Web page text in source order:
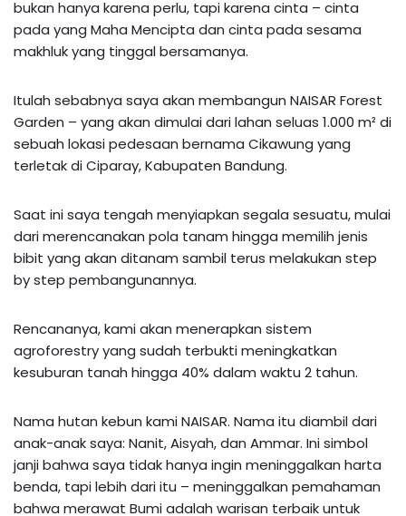
bukan hanya karena perlu, tapi karena cinta – cinta
pada yang Maha Mencipta dan cinta pada sesama
makhluk yang tinggal bersamanya.
Itulah sebabnya saya akan membangun NAISAR Forest
Garden – yang akan dimulai dari lahan seluas 1.000 m² di
sebuah lokasi pedesaan bernama Cikawung yang
terletak di Ciparay, Kabupaten Bandung.
Saat ini saya tengah menyiapkan segala sesuatu, mulai
dari merencanakan pola tanam hingga memilih jenis
bibit yang akan ditanam sambil terus melakukan step
by step pembangunannya.
Rencananya, kami akan menerapkan sistem
agroforestry yang sudah terbukti meningkatkan
kesuburan tanah hingga 40% dalam waktu 2 tahun.
Nama hutan kebun kami NAISAR. Nama itu diambil dari
anak-anak saya: Nanit, Aisyah, dan Ammar. Ini simbol
janji bahwa saya tidak hanya ingin meninggalkan harta
benda, tapi lebih dari itu – meninggalkan pemahaman
bahwa merawat Bumi adalah warisan terbaik untuk